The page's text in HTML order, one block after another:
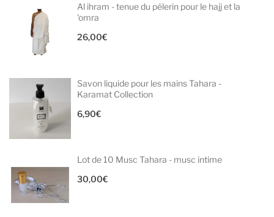
Al ihram - tenue du pélerin pour le hajj et la
'omra
26,00€
Savon liquide pour les mains Tahara -
Karamat Collection
6,90€
Lot de 10 Musc Tahara - musc intime
30,00€